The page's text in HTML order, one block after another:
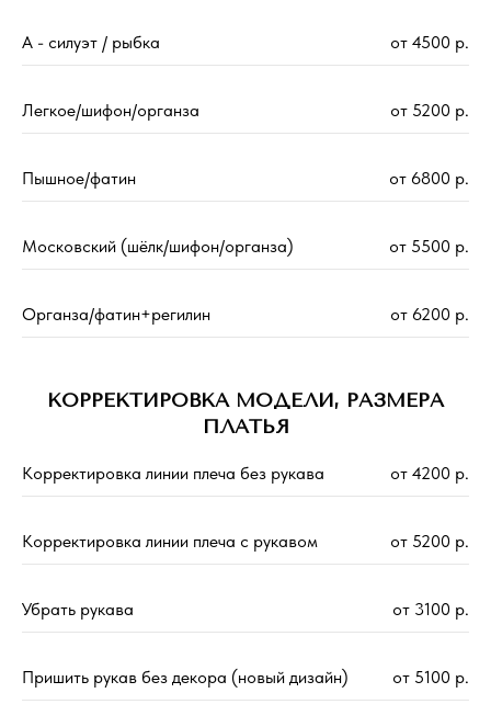
А - силуэт / рыбка от 4500 р.
Легкое/шифон/органза от 5200 р.
Пышное/фатин от 6800 р.
Московский (шёлк/шифон/органза) от 5500 р.
Органза/фатин+регилин от 6200 р.
КОРРЕКТИРОВКА МОДЕЛИ, РАЗМЕРА
ПЛАТЬЯ
Корректировка линии плеча без рукава от 4200 р.
Корректировка линии плеча с рукавом от 5200 р.
Убрать рукава от 3100 р.
Пришить рукав без декора (новый дизайн) от 5100 р.